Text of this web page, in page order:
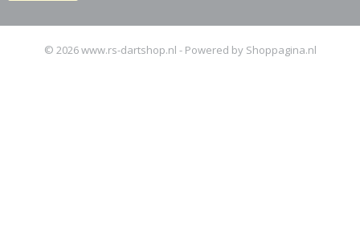
© 2026 www.rs-dartshop.nl - Powered by Shoppagina.nl